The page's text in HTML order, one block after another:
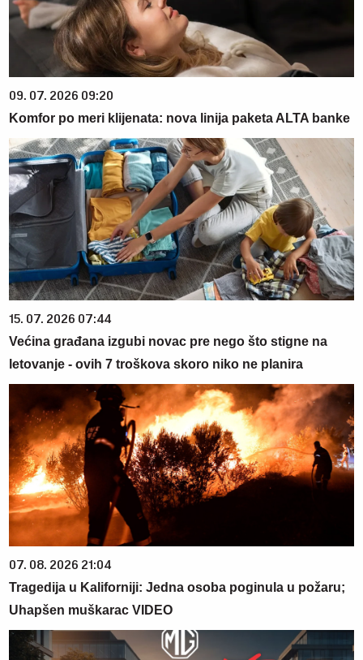
09. 07. 2026 09:20
Komfor po meri klijenata: nova linija paketa ALTA banke
15. 07. 2026 07:44
Većina građana izgubi novac pre nego što stigne na
letovanje - ovih 7 troškova skoro niko ne planira
07. 08. 2026 21:04
Tragedija u Kaliforniji: Jedna osoba poginula u požaru;
Uhapšen muškarac VIDEO